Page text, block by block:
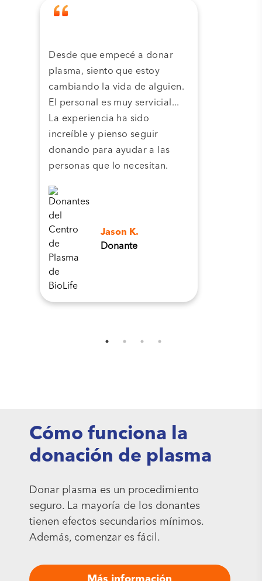
Desde que empecé a donar
plasma, siento que estoy
cambiando la vida de alguien.
El personal es muy servicial...
La experiencia ha sido
increíble y pienso seguir
donando para ayudar a las
personas que lo necesitan.
Jason K.
Donante
Cómo funciona la
donación de plasma
Donar plasma es un procedimiento
seguro. La mayoría de los donantes
tienen efectos secundarios mínimos.
Además, comenzar es fácil.